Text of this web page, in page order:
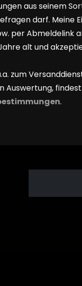
aus seinem
darf. Meine
per Abmeldelink
alt und
zum
Auswertung,
.